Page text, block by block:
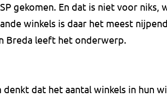
gekomen. En dat is niet voor niks,
winkels is daar het meest
Breda leeft het onderwerp.
denkt dat het aantal winkels in hun